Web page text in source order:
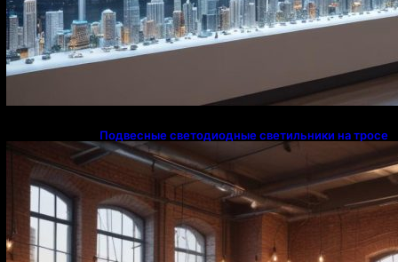
Подвесные светодиодные светильники на тросе